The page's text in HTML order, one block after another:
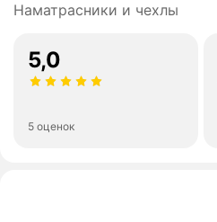
Наматрасники и чехлы
5,0
5 оценок